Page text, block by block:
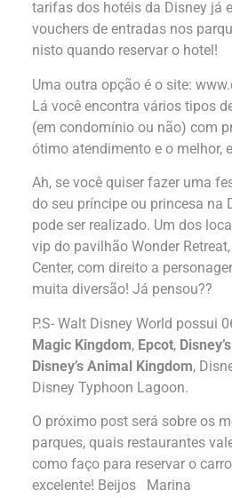
tarifas dos hotéis da Disney já
vouchers de entradas nos
nisto quando reservar o hotel!
Uma outra opção é o site:
Lá você encontra vários tipos
(em condomínio ou não) com
ótimo atendimento e o melhor,
Ah, se você quiser fazer uma
do seu príncipe ou princesa na
pode ser realizado. Um dos
vip do pavilhão Wonder
Center, com direito a
muita diversão! Já pensou??
P.S- Walt Disney World possui
Magic Kingdom, Epcot,
Disney’s Animal Kingdom,
Disney Typhoon Lagoon.
O próximo post será sobre os
parques, quais restaurantes
como faço para reservar o
excelente! Beijos Marina